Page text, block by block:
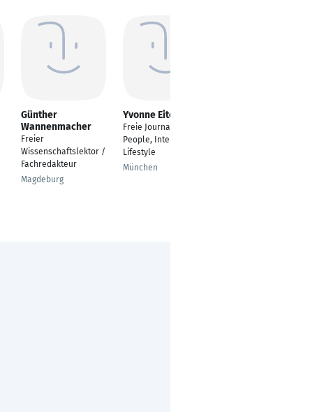
Günther
Wannenmacher
Freier
Wissenschaftslektor /
Fachredakteur
Magdeburg
Yvonne Eitel
Freie Journalistin -
People, Interior,
Lifestyle
München